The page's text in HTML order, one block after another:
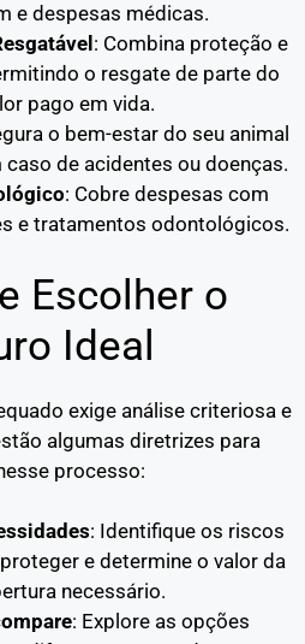
e despesas médicas.
: Combina proteção e
o resgate de parte do
pago em vida.
o bem-estar do seu animal
de acidentes ou doenças.
: Cobre despesas com
e tratamentos odontológicos.
Escolher o
Ideal
exige análise criteriosa e
algumas diretrizes para
processo:
: Identifique os riscos
e determine o valor da
necessário.
: Explore as opções